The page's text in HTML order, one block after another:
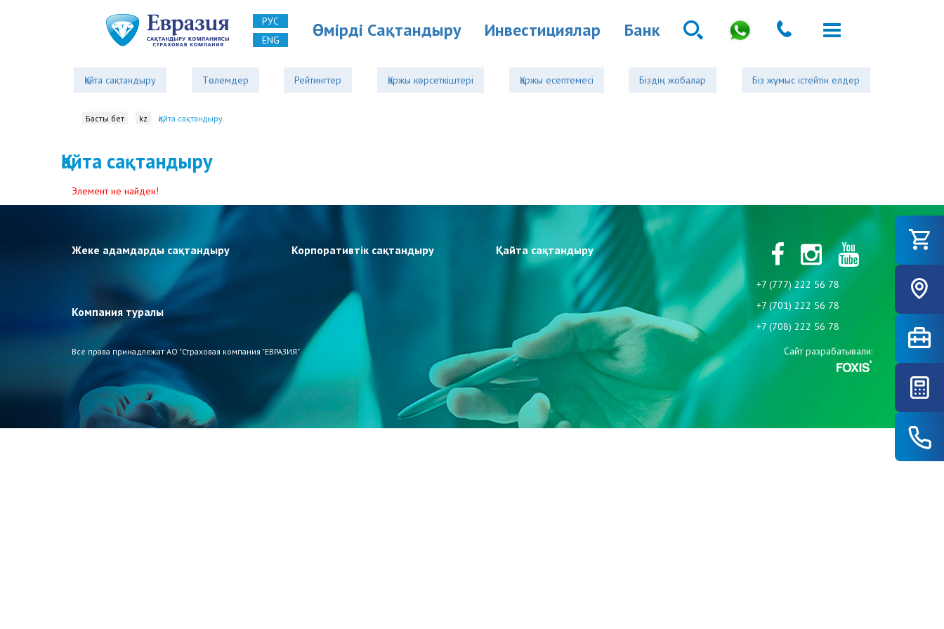
РУС
ENG
Өмірді Cақтандыру Инвестициялар Банк
Қайта сақтандыру Төлемдер Рейтингтер Қаржы көрсеткіштері Қаржы есептемесі Біздің жобалар Біз жұмыс істейтін елдер
Басты бет kz Қайта сақтандыру
Қайта сақтандыру
Элемент не найден!
Жеке адамдарды сақтандыру Корпоративтік сақтандыру Қайта сақтандыру
Компания туралы
+7 (777) 222 56 78
+7 (701) 222 56 78
+7 (708) 222 56 78
Все права принадлежат АО "Страховая компания "ЕВРАЗИЯ" Сайт разрабатывали: